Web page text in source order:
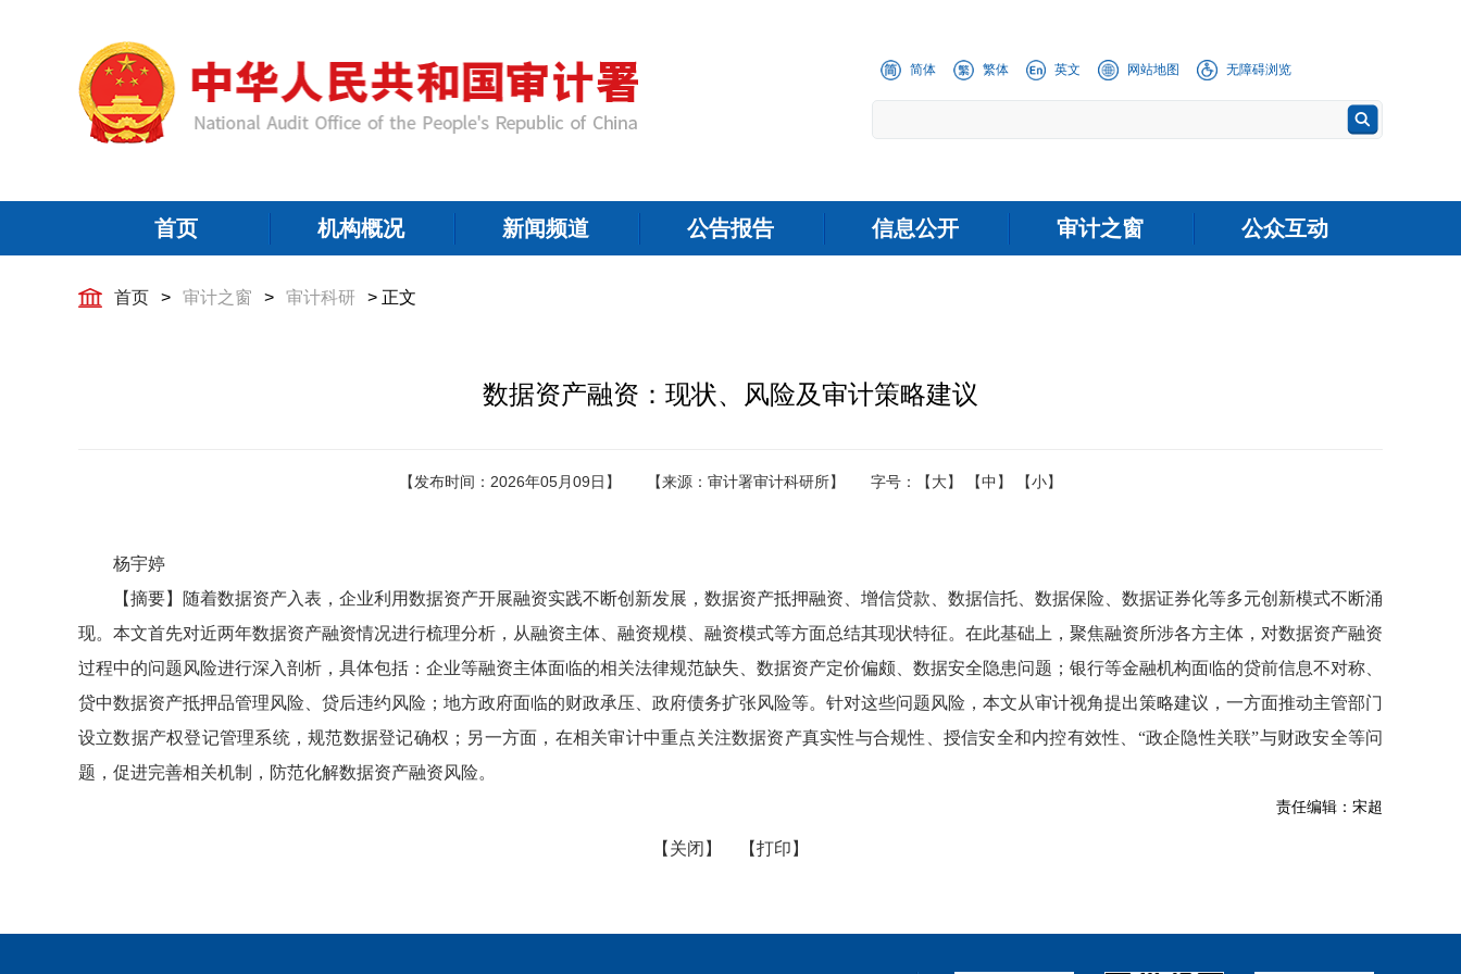
简体 繁体 英文 网站地图 无障碍浏览
首页 机构概况 新闻频道 公告报告 信息公开 审计之窗 公众互动
首页 > 审计之窗 > 审计科研 > 正文
数据资产融资：现状、风险及审计策略建议
【发布时间：2026年05月09日】 【来源：审计署审计科研所】 字号： 【大】 【中】 【小】
杨宇婷
【摘要】随着数据资产入表，企业利用数据资产开展融资实践不断创新发展，数据资产抵押融资、增信贷款、数据信托、数据保险、数据证券化等多元创新模式不断涌
现。本文首先对近两年数据资产融资情况进行梳理分析，从融资主体、融资规模、融资模式等方面总结其现状特征。在此基础上，聚焦融资所涉各方主体，对数据资产融资
过程中的问题风险进行深入剖析，具体包括：企业等融资主体面临的相关法律规范缺失、数据资产定价偏颇、数据安全隐患问题；银行等金融机构面临的贷前信息不对称、
贷中数据资产抵押品管理风险、贷后违约风险；地方政府面临的财政承压、政府债务扩张风险等。针对这些问题风险，本文从审计视角提出策略建议，一方面推动主管部门
设立数据产权登记管理系统，规范数据登记确权；另一方面，在相关审计中重点关注数据资产真实性与合规性、授信安全和内控有效性、“政企隐性关联”与财政安全等问
题，促进完善相关机制，防范化解数据资产融资风险。
责任编辑：宋超
【关闭】 【打印】